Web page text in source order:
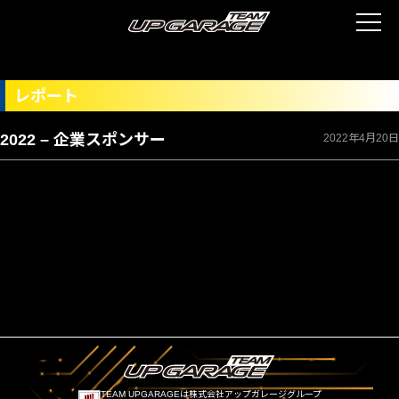
レポート
2022 – 企業スポンサー 2022年4月20日
TEAM UPGARAGEは株式会社アップガレージグループ